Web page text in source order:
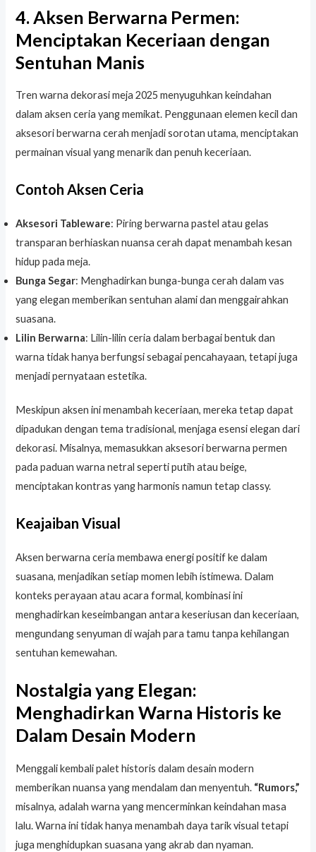
4. Aksen Berwarna Permen:
Menciptakan Keceriaan dengan
Sentuhan Manis
Tren warna dekorasi meja 2025 menyuguhkan keindahan
dalam aksen ceria yang memikat. Penggunaan elemen kecil dan
aksesori berwarna cerah menjadi sorotan utama, menciptakan
permainan visual yang menarik dan penuh keceriaan.
Contoh Aksen Ceria
Aksesori Tableware: Piring berwarna pastel atau gelas
transparan berhiaskan nuansa cerah dapat menambah kesan
hidup pada meja.
Bunga Segar: Menghadirkan bunga-bunga cerah dalam vas
yang elegan memberikan sentuhan alami dan menggairahkan
suasana.
Lilin Berwarna: Lilin-lilin ceria dalam berbagai bentuk dan
warna tidak hanya berfungsi sebagai pencahayaan, tetapi juga
menjadi pernyataan estetika.
Meskipun aksen ini menambah keceriaan, mereka tetap dapat
dipadukan dengan tema tradisional, menjaga esensi elegan dari
dekorasi. Misalnya, memasukkan aksesori berwarna permen
pada paduan warna netral seperti putih atau beige,
menciptakan kontras yang harmonis namun tetap classy.
Keajaiban Visual
Aksen berwarna ceria membawa energi positif ke dalam
suasana, menjadikan setiap momen lebih istimewa. Dalam
konteks perayaan atau acara formal, kombinasi ini
menghadirkan keseimbangan antara keseriusan dan keceriaan,
mengundang senyuman di wajah para tamu tanpa kehilangan
sentuhan kemewahan.
Nostalgia yang Elegan:
Menghadirkan Warna Historis ke
Dalam Desain Modern
Menggali kembali palet historis dalam desain modern
memberikan nuansa yang mendalam dan menyentuh. “Rumors,”
misalnya, adalah warna yang mencerminkan keindahan masa
lalu. Warna ini tidak hanya menambah daya tarik visual tetapi
juga menghidupkan suasana yang akrab dan nyaman.